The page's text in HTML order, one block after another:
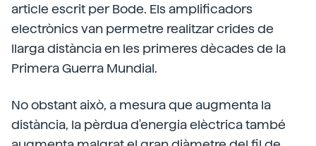
article escrit per Bode. Els amplificadors
electrònics van permetre realitzar crides de
llarga distància en les primeres dècades de la
Primera Guerra Mundial.
No obstant això, a mesura que augmenta la
distància, la pèrdua d'energia elèctrica també